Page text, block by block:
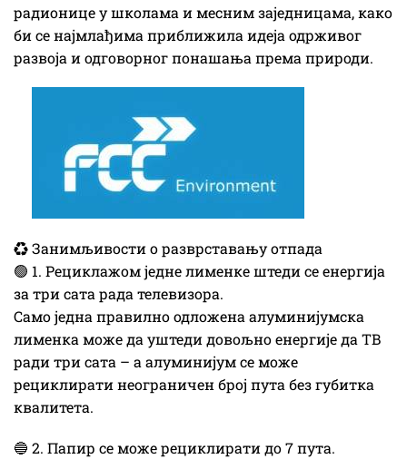
радионице у школама и месним заједницама, како
би се најмлађима приближила идеја одрживог
развоја и одговорног понашања према природи.
♻️ Занимљивости о разврставању отпада
🟢 1. Рециклажом једне лименке штеди се енергија
за три сата рада телевизора.
Само једна правилно одложена алуминијумска
лименка може да уштеди довољно енергије да ТВ
ради три сата – а алуминијум се може
рециклирати неограничен број пута без губитка
квалитета.
🔵 2. Папир се може рециклирати до 7 пута.